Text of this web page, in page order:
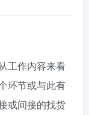
工作内容来看
环节或与此有
或间接的找货